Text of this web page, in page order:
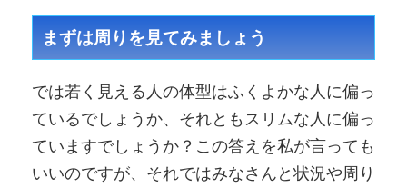
まずは周りを見てみましょう
では若く見える人の体型はふくよかな人に偏っ
ているでしょうか、それともスリムな人に偏っ
ていますでしょうか？この答えを私が言っても
いいのですが、それではみなさんと状況や周り